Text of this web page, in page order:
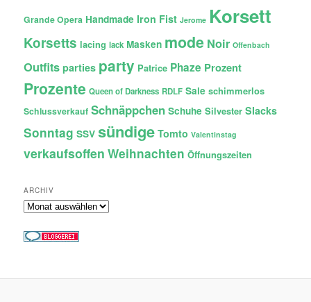
Grande Opera Handmade Iron Fist Jerome Korsett
Korsetts lacing lack Masken mode Noir Offenbach
Outfits parties party Patrice Phaze Prozent
Prozente Queen of Darkness RDLF Sale schimmerlos
Schlussverkauf Schnäppchen Schuhe Silvester Slacks
Sonntag SSV sündige Tomto Valentinstag
verkaufsoffen Weihnachten Öffnungszeiten
ARCHIV
Archiv